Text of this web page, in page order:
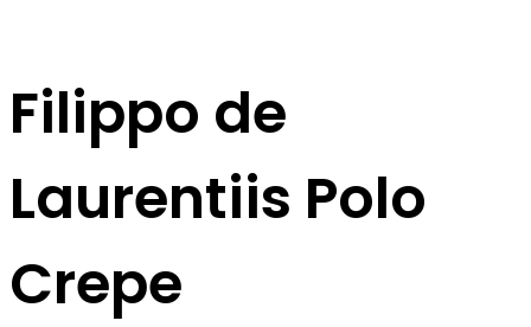
Filippo de
Laurentiis Polo
Crepe